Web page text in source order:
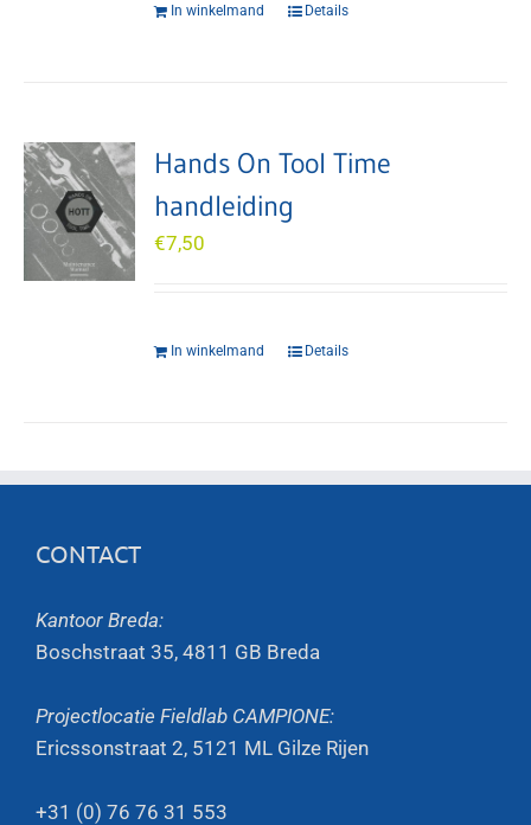
In winkelmand Details
Hands On Tool Time
handleiding
€7,50
In winkelmand Details
CONTACT
Kantoor Breda:
Boschstraat 35, 4811 GB Breda
Projectlocatie Fieldlab CAMPIONE:
Ericssonstraat 2, 5121 ML Gilze Rijen
+31 (0) 76 76 31 553